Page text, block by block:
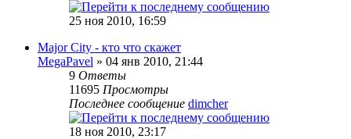
25 ноя 2010, 16:59
Major City - кто что скажет
MegaPavel » 04 янв 2010, 21:44
9 Ответы
11695 Просмотры
Последнее сообщение dimcher
18 ноя 2010, 23:17